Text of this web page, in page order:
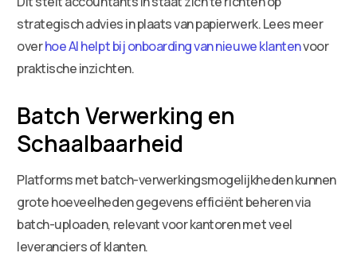
strategisch advies in plaats van papierwerk. Lees meer
overhoe AI helpt bij onboarding van nieuwe klantenvoor
praktische inzichten.
Batch Verwerking en
Schaalbaarheid
Platforms met batch-verwerkingsmogelijkheden kunnen
grote hoeveelheden gegevens efficiënt beheren via
batch-uploaden, relevant voor kantoren met veel
leveranciers of klanten.